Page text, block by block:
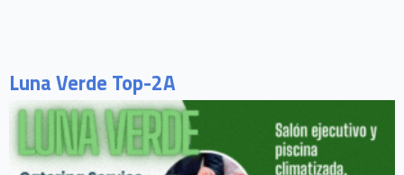
Luna Verde Top-2A